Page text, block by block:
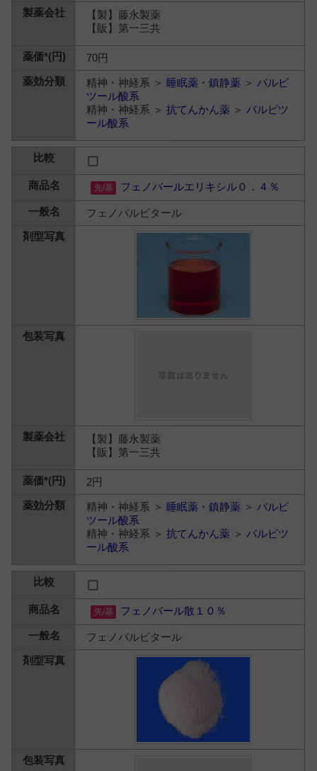
【製】藤永製薬
【販】第一三共
70円
精神・神経系 ＞ 睡眠薬・鎮静薬 ＞ バルビ
ツール酸系
精神・神経系 ＞抗てんかん薬 ＞ バルビツ
ール酸系
フェノバールエリキシル０．４％
フェノバルビタール
【製】藤永製薬
【販】第一三共
2円
精神・神経系 ＞ 睡眠薬・鎮静薬 ＞ バルビ
ツール酸系
精神・神経系 ＞抗てんかん薬 ＞ バルビツ
ール酸系
フェノバール散１０％
フェノバルビタール